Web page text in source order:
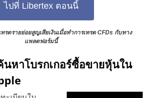
ไปที่ Libertex ตอนนี้
รดรายย่อยสูญเสียเงินเมื่อทำการเทรด CFDs กับทาง
แพลตฟอร์มนี้
หาโบรกเกอร์ซื้อขายหุ้นใน